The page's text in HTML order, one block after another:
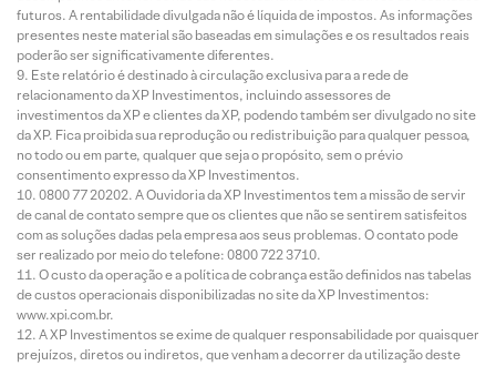
futuros. A rentabilidade divulgada não é líquida de impostos. As informações
presentes neste material são baseadas em simulações e os resultados reais
poderão ser significativamente diferentes.
Este relatório é destinado à circulação exclusiva para a rede de
relacionamento da XP Investimentos, incluindo assessores de
investimentos da XP e clientes da XP, podendo também ser divulgado no site
da XP. Fica proibida sua reprodução ou redistribuição para qualquer pessoa,
no todo ou em parte, qualquer que seja o propósito, sem o prévio
consentimento expresso da XP Investimentos.
0800 77 20202. A Ouvidoria da XP Investimentos tem a missão de servir
de canal de contato sempre que os clientes que não se sentirem satisfeitos
com as soluções dadas pela empresa aos seus problemas. O contato pode
ser realizado por meio do telefone: 0800 722 3710.
O custo da operação e a política de cobrança estão definidos nas tabelas
de custos operacionais disponibilizadas no site da XP Investimentos:
www.xpi.com.br.
A XP Investimentos se exime de qualquer responsabilidade por quaisquer
prejuízos, diretos ou indiretos, que venham a decorrer da utilização deste